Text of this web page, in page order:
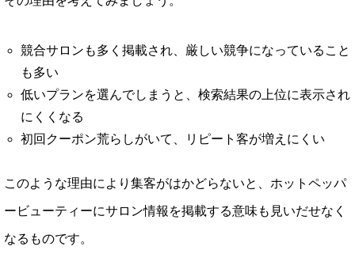
競合サロンも多く掲載され、厳しい競争になっていること
も多い
低いプランを選んでしまうと、検索結果の上位に表示され
にくくなる
初回クーポン荒らしがいて、リピート客が増えにくい
このような理由により集客がはかどらないと、ホットペッパ
ービューティーにサロン情報を掲載する意味も見いだせなく
なるものです。